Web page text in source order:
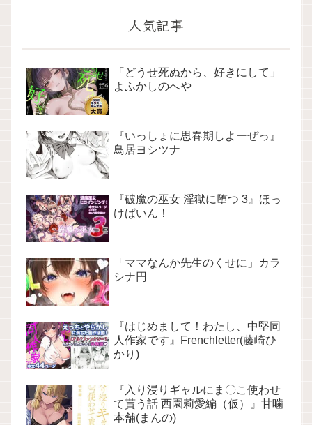
人気記事
「どうせ死ぬから、好きにして」
よふかしのへや
『いっしょに思春期しよーぜっ』
鳥居ヨシツナ
『破魔の巫女 淫獄に堕つ 3』ほっ
けばいん！
「ママなんか先生のくせに」カラ
シナ円
『はじめまして！わたし、中堅同
人作家です』Frenchletter(藤崎ひ
かり)
『入り浸りギャルにま〇こ使わせ
て貰う話 西園莉愛編（仮）』甘噛
本舗(まんの)